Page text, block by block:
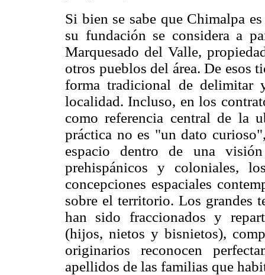
Si bien se sabe que Chimalpa
su fundación se considera a
Marquesado del Valle,
otros pueblos del área. De esos
forma tradicional de delimitar
localidad. Incluso, en los
como referencia central de la
práctica no es "un dato
espacio dentro de una
prehispánicos y coloniales,
concepciones espaciales
sobre el territorio. Los grandes
han sido fraccionados y
(hijos, nietos y bisnietos),
originarios reconocen
apellidos de las familias que